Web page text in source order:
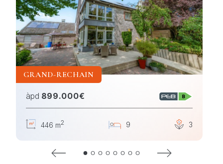
1
GRAND-RECHAIN
àpd 899.000€
446 m2 9 3